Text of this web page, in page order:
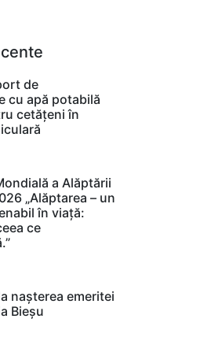
de
cu apă potabilă
cetățeni în
a Alăptării
„Alăptarea – un
în viață:
ce
nașterea emeritei
Bieșu